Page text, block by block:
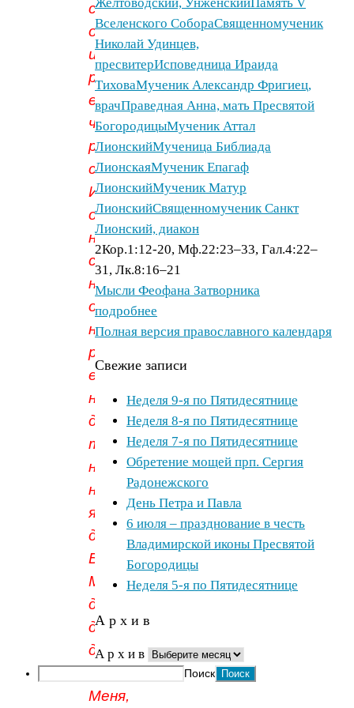
согрешил,
он
или
родители
его,
что
родился
слепым?
Иисус
отвечал:
не
согрешил
ни
он,
ни
родители
его,
но это
для
того, чтобы
на
нем
явились
дела
Божии.
Мне
должно
делать
дела
Пославшего
Меня,
Вселенского СобораСвященномученик
Николай Удинцев,
пресвитерИсповедница Ираида
ТиховаМученик Александр Фригиец,
врачПраведная Анна, мать Пресвятой
БогородицыМученик Аттал
ЛионскийМученица Библиада
ЛионскаяМученик Епагаф
ЛионскийМученик Матур
ЛионскийСвященномученик Санкт
Лионский, диакон
2Кор.1:12-20, Мф.22:23–33, Гал.4:22–
31, Лк.8:16–21
Мысли Феофана Затворника
подробнее
Полная версия православного календаря
Свежие записи
Неделя 9-я по Пятидесятнице
Неделя 8-я по Пятидесятнице
Неделя 7-я по Пятидесятнице
Обретение мощей прп. Сергия
Радонежского
День Петра и Павла
6 июля – празднование в честь
Владимирской иконы Пресвятой
Богородицы
Неделя 5-я по Пятидесятнице
А р х и в
А р х и в
Поиск